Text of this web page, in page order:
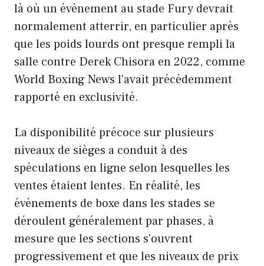
là où un événement au stade Fury devrait
normalement atterrir, en particulier après
que les poids lourds ont presque rempli la
salle contre Derek Chisora ​​en 2022, comme
World Boxing News l'avait précédemment
rapporté en exclusivité.
La disponibilité précoce sur plusieurs
niveaux de sièges a conduit à des
spéculations en ligne selon lesquelles les
ventes étaient lentes. En réalité, les
événements de boxe dans les stades se
déroulent généralement par phases, à
mesure que les sections s'ouvrent
progressivement et que les niveaux de prix